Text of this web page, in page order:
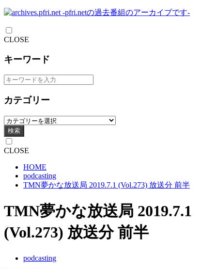
CLOSE
キーワード
カテゴリー
検索
CLOSE
HOME
podcasting
TMN夢かな放送局 2019.7.1 (Vol.273) 放送分 前半
TMN夢かな放送局 2019.7.1
(Vol.273) 放送分 前半
podcasting